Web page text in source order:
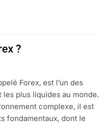
?
Forex, est l’un des
plus liquides au monde.
complexe, il est
fondamentaux, dont le